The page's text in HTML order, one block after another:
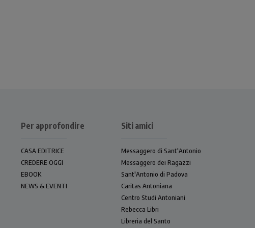
Per approfondire
CASA EDITRICE
CREDERE OGGI
EBOOK
NEWS & EVENTI
Siti amici
Messaggero di Sant'Antonio
Messaggero dei Ragazzi
Sant'Antonio di Padova
Caritas Antoniana
Centro Studi Antoniani
Rebecca Libri
Libreria del Santo